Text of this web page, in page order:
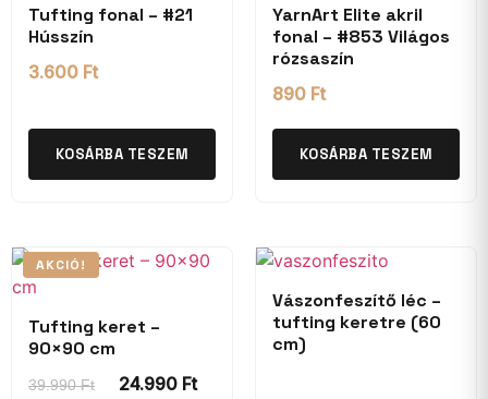
Tufting fonal – #21
Hússzín
3.600 Ft
KOSÁRBA TESZEM
YarnArt Elite akril
fonal – #853 Világos
rózsaszín
890 Ft
KOSÁRBA TESZEM
AKCIÓ!
Tufting keret –
90×90 cm
39.990Ft 24.990 Ft
Vászonfeszítő léc –
tufting keretre (60
cm)